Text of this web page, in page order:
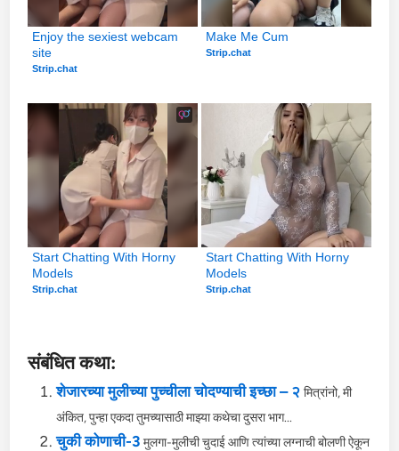
Enjoy the sexiest webcam
site
Strip.chat
Make Me Cum
Strip.chat
Start Chatting With Horny
Models
Strip.chat
Start Chatting With Horny
Models
Strip.chat
संबंधित कथा:
शेजारच्या मुलीच्या पुच्चीला चोदण्याची इच्छा – २ मित्रांनो, मी
अंकित, पुन्हा एकदा तुमच्यासाठी माझ्या कथेचा दुसरा भाग...
चुकी कोणाची-3 मुलगा-मुलीची चुदाई आणि त्यांच्या लग्नाची बोलणी ऐकून